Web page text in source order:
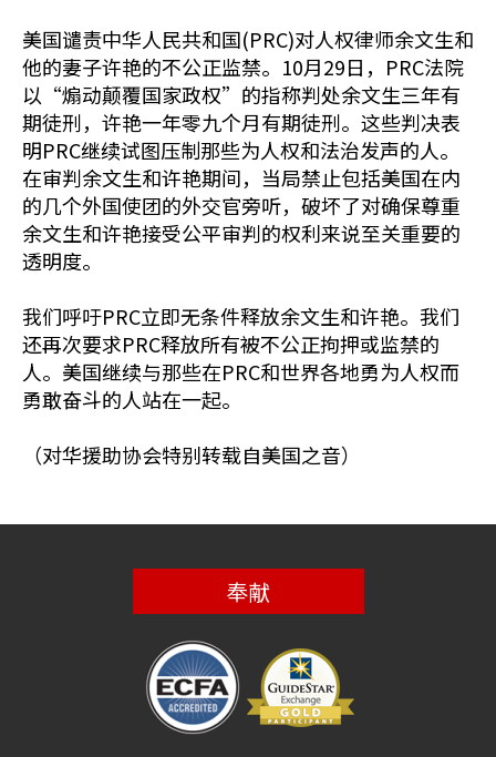
美国谴责中华人民共和国(PRC)对人权律师余文生和
他的妻子许艳的不公正监禁。10月29日，PRC法院
以“煽动颠覆国家政权”的指称判处余文生三年有
期徒刑，许艳一年零九个月有期徒刑。这些判决表
明PRC继续试图压制那些为人权和法治发声的人。
在审判余文生和许艳期间，当局禁止包括美国在内
的几个外国使团的外交官旁听，破坏了对确保尊重
余文生和许艳接受公平审判的权利来说至关重要的
透明度。
我们呼吁PRC立即无条件释放余文生和许艳。我们
还再次要求PRC释放所有被不公正拘押或监禁的
人。美国继续与那些在PRC和世界各地勇为人权而
勇敢奋斗的人站在一起。
（对华援助协会特别转载自美国之音）
奉献